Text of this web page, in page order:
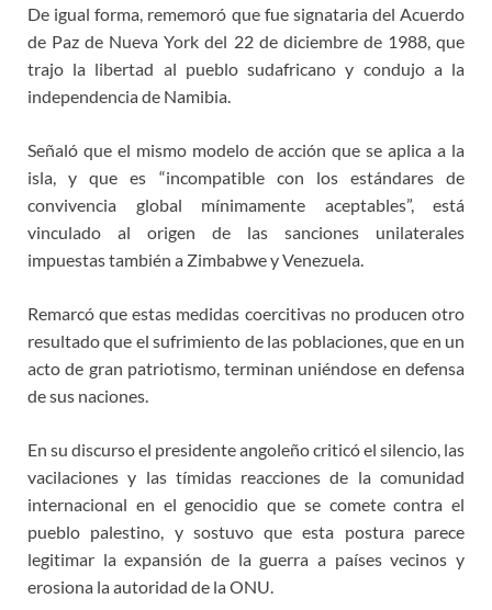
De igual forma, rememoró que fue signataria del Acuerdo
de Paz de Nueva York del 22 de diciembre de 1988, que
trajo la libertad al pueblo sudafricano y condujo a la
independencia de Namibia.
Señaló que el mismo modelo de acción que se aplica a la
isla, y que es “incompatible con los estándares de
convivencia global mínimamente aceptables”, está
vinculado al origen de las sanciones unilaterales
impuestas también a Zimbabwe y Venezuela.
Remarcó que estas medidas coercitivas no producen otro
resultado que el sufrimiento de las poblaciones, que en un
acto de gran patriotismo, terminan uniéndose en defensa
de sus naciones.
En su discurso el presidente angoleño criticó el silencio, las
vacilaciones y las tímidas reacciones de la comunidad
internacional en el genocidio que se comete contra el
pueblo palestino, y sostuvo que esta postura parece
legitimar la expansión de la guerra a países vecinos y
erosiona la autoridad de la ONU.